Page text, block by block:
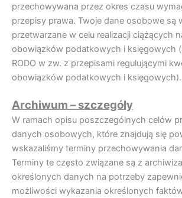
przechowywana przez okres czasu
przepisy prawa. Twoje dane osobowe są
przetwarzane w celu realizacji ciążących
obowiązków podatkowych i księgowych
RODO w zw. z przepisami regulującymi
obowiązków podatkowych i księgowych).
Archiwum – szczegóły
W ramach opisu poszczególnych celów
danych osobowych, które znajdują się
wskazaliśmy terminy przechowywania
Terminy te często związane są z
określonych danych na potrzeby
możliwości wykazania określonych